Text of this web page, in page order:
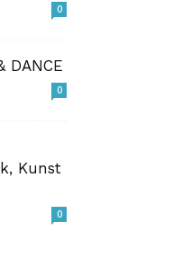
0
DANCE
0
Kunst
0